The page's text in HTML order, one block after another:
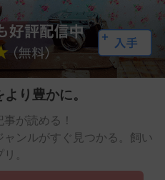
り豊かに。
が読める！
ンルがすぐ見つかる。飼い
。